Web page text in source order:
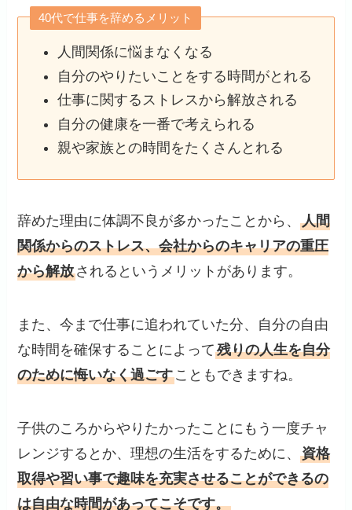
40代で仕事を辞めるメリット
人間関係に悩まなくなる
自分のやりたいことをする時間がとれる
仕事に関するストレスから解放される
自分の健康を一番で考えられる
親や家族との時間をたくさんとれる
辞めた理由に体調不良が多かったことから、人間
関係からのストレス、会社からのキャリアの重圧
から解放されるというメリットがあります。
また、今まで仕事に追われていた分、自分の自由
な時間を確保することによって残りの人生を自分
のために悔いなく過ごすこともできますね。
子供のころからやりたかったことにもう一度チャ
レンジするとか、理想の生活をするために、資格
取得や習い事で趣味を充実させることができるの
は自由な時間があってこそです。